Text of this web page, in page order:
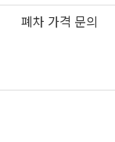
폐차 가격 문의